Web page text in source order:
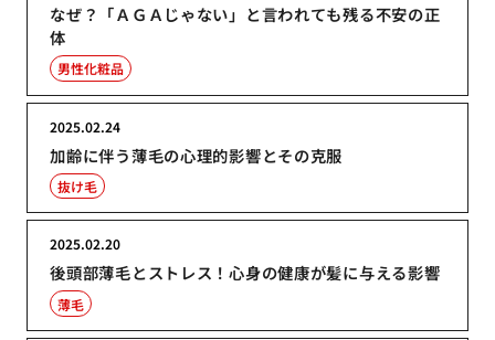
なぜ？「ＡＧＡじゃない」と言われても残る不安の正
体
男性化粧品
加齢に伴う薄毛の心理的影響とその克服
2025.02.24
抜け毛
後頭部薄毛とストレス！心身の健康が髪に与える影響
2025.02.20
薄毛